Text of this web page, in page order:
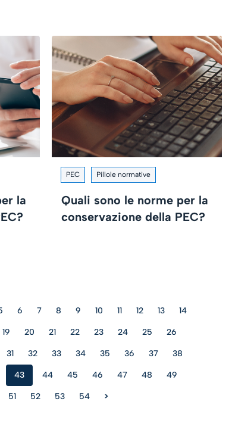
la
PEC Pillole normative
Quali sono le norme per la
conservazione della PEC?
6 7 8 9 10 11 12 13 14
19 20 21 22 23 24 25 26
31 32 33 34 35 36 37 38
43 44 45 46 47 48 49
51 52 53 54 >